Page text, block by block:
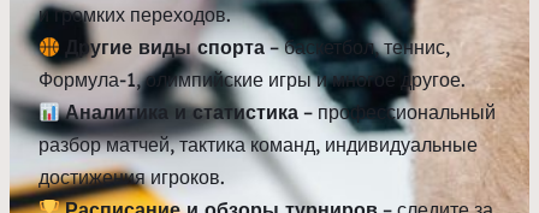
и громких переходов.
Другие виды спорта– баскетбол, теннис,
Формула-1, олимпийские игры и многое другое.
Аналитика и статистика – профессиональный
разбор матчей, тактика команд, индивидуальные
достижения игроков.